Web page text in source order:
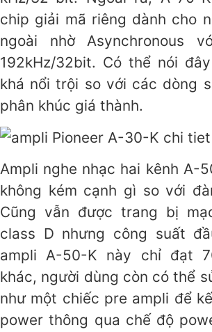
chip giải mã riêng dành cho
ngoài nhờ Asynchronous
192kHz/32bit. Có thể nói
khá nổi trội so với các dòng
phân khúc giá thành.
Ampli nghe nhạc hai kênh A-
không kém cạnh gì so với
Cũng vẫn được trang bị
class D nhưng công suất
ampli A-50-K này chỉ đạt
khác, người dùng còn có thể
như một chiếc pre ampli để
power thông qua chế độ